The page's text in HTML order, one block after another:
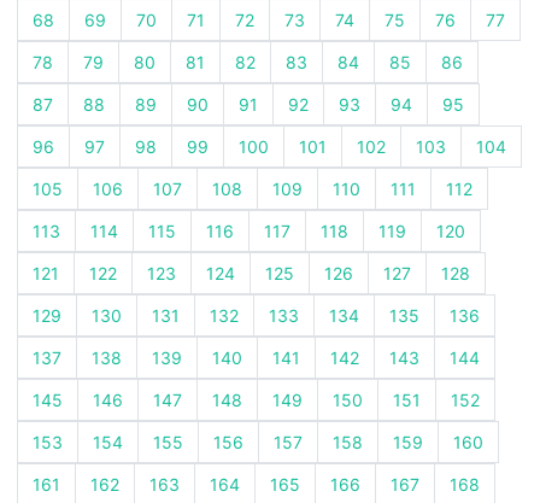
68 69 70 71 72 73 74 75 76 77
78 79 80 81 82 83 84 85 86
87 88 89 90 91 92 93 94 95
96 97 98 99 100 101 102 103 104
105 106 107 108 109 110 111 112
113 114 115 116 117 118 119 120
121 122 123 124 125 126 127 128
129 130 131 132 133 134 135 136
137 138 139 140 141 142 143 144
145 146 147 148 149 150 151 152
153 154 155 156 157 158 159 160
161 162 163 164 165 166 167 168